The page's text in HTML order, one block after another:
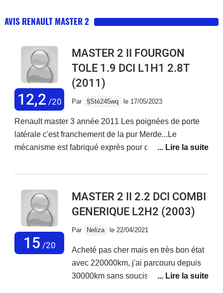
AVIS RENAULT MASTER 2
12,2 /20
MASTER 2 II FOURGON
TOLE 1.9 DCI L1H1 2.8T
(2011)
Par §Sté245wq le 17/05/2023
Renault master 3 année 2011 Les poignées de porte
latérale c'est franchement de la pur Merde...Le
mécanisme est fabriqué exprès pour qu'il casse et oui
de la merde pour faire casquer les clients logique.Ce
ergot de 3mm dans une encoche qui s'use très
rapidement ergot en plastique qui fait levier lorsque
l'on tire sur la poignée la honte Renault...Du plastique
économique, fixation avec un rivet pop et une rondelle
de maintien intérieur Ingénieur de merde...
15 /20
MASTER 2 II 2.2 DCI COMBI
GENERIQUE L2H2 (2003)
Par Neliza le 22/04/2021
Acheté pas cher mais en très bon état
avec 220000km, j'ai parcouru depuis
30000km sans soucis.Au préalable j'ai